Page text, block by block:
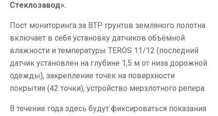
Стеклозавод».
Пост мониторинга за ВТР грунтов земляного полотна
включает в себя установку датчиков объёмной
влажности и температуры TEROS 11/12 (последний
датчик установлен на глубине 1,5 м от низа дорожной
одежды), закрепление точек на поверхности
покрытия (42 точки), устройство мерзлотного репера.
В течение года здесь будут фиксироваться показания